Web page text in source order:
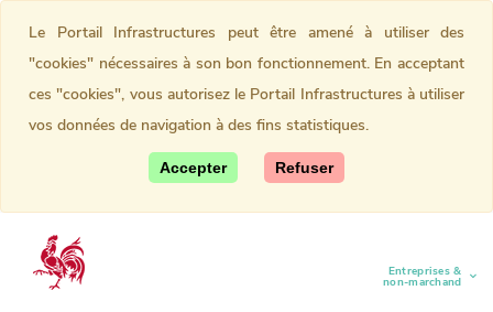
Entreprises &
non-marchand
(current)
Le Portail Infrastructures peut être amené à utiliser des
"cookies" nécessaires à son bon fonctionnement. En acceptant
ces "cookies", vous autorisez le Portail Infrastructures à utiliser
vos données de navigation à des fins statistiques.
Accepter Refuser